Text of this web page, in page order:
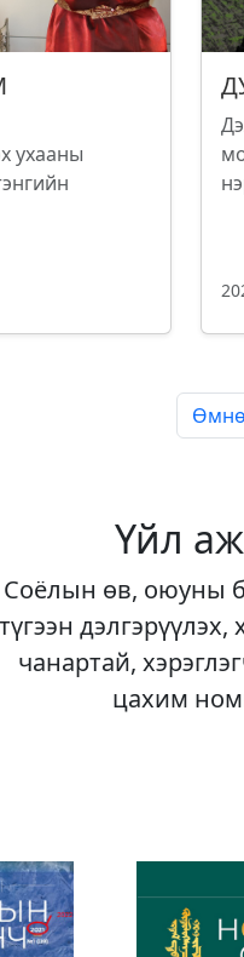
ухааны
Үйл
Соёлын өв, оюуны
түгээн
чанартай,
цахим